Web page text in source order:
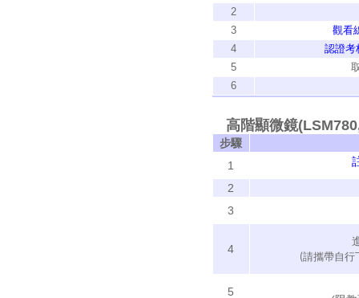
2
3
觀看
4
認證考
5
6
高階顯微鏡
步驟
1
2
3
4
(請攜帶自行
5